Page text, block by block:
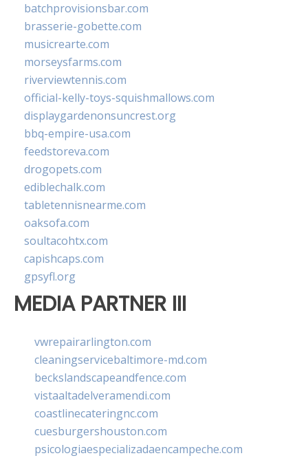
batchprovisionsbar.com
brasserie-gobette.com
musicrearte.com
morseysfarms.com
riverviewtennis.com
official-kelly-toys-squishmallows.com
displaygardenonsuncrest.org
bbq-empire-usa.com
feedstoreva.com
drogopets.com
ediblechalk.com
tabletennisnearme.com
oaksofa.com
soultacohtx.com
capishcaps.com
gpsyfl.org
MEDIA PARTNER III
vwrepairarlington.com
cleaningservicebaltimore-md.com
beckslandscapeandfence.com
vistaaltadelveramendi.com
coastlinecateringnc.com
cuesburgershouston.com
psicologiaespecializadaencampeche.com